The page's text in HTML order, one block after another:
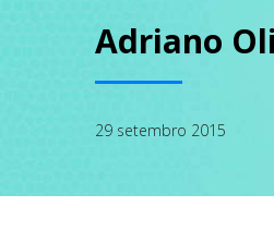
Adriano
29 setembro 2015